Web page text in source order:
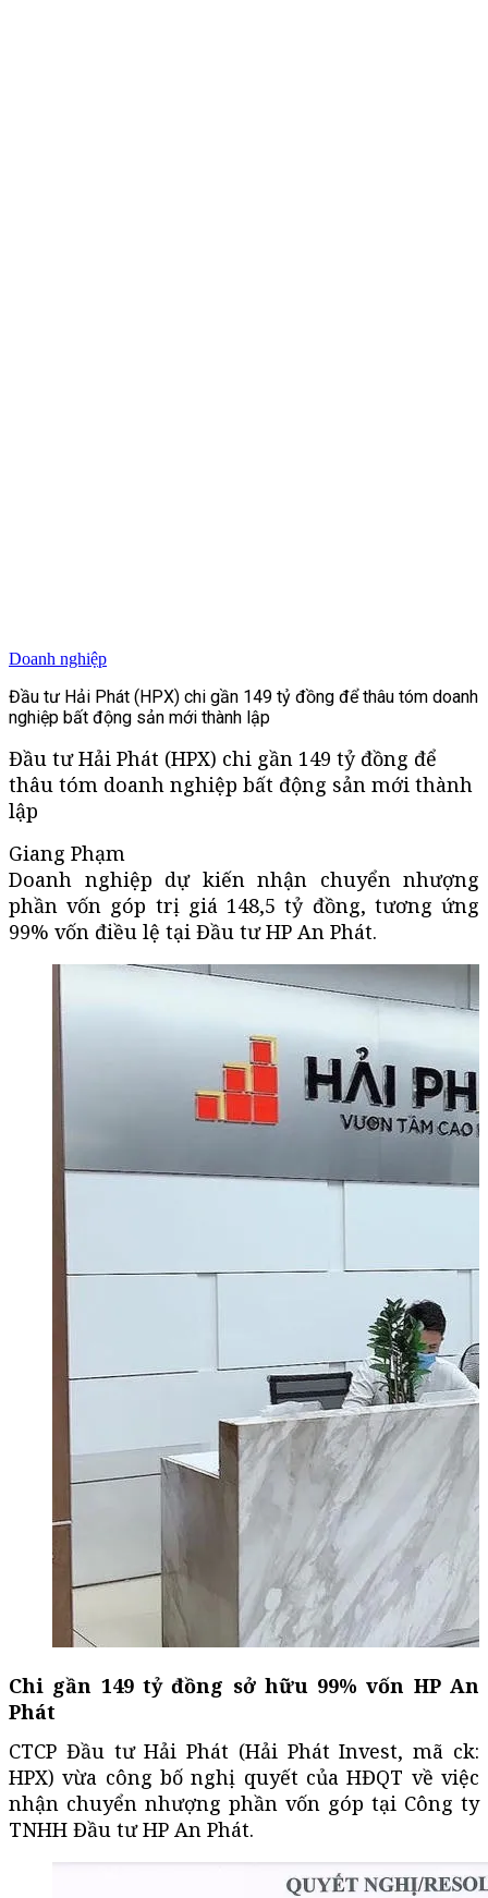
Doanh nghiệp
Đầu tư Hải Phát (HPX) chi gần 149 tỷ đồng để thâu tóm doanh
nghiệp bất động sản mới thành lập
Đầu tư Hải Phát (HPX) chi gần 149 tỷ đồng để
thâu tóm doanh nghiệp bất động sản mới thành
lập
Giang Phạm
Doanh nghiệp dự kiến nhận chuyển nhượng
phần vốn góp trị giá 148,5 tỷ đồng, tương ứng
99% vốn điều lệ tại Đầu tư HP An Phát.
Chi gần 149 tỷ đồng sở hữu 99% vốn HP An
Phát
CTCP Đầu tư Hải Phát (Hải Phát Invest, mã ck:
HPX) vừa công bố nghị quyết của HĐQT về việc
nhận chuyển nhượng phần vốn góp tại Công ty
TNHH Đầu tư HP An Phát.